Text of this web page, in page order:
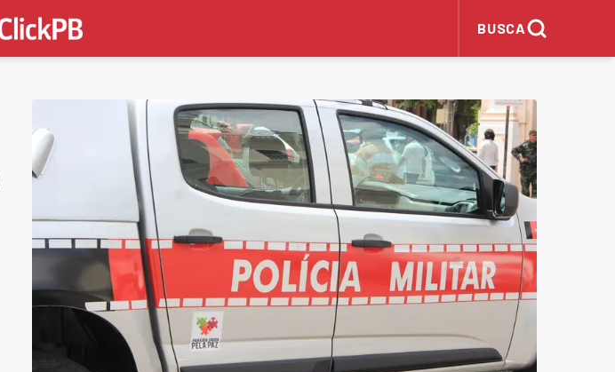
BUSCA